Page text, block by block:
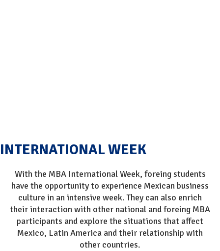
INTERNATIONAL WEEK
With the MBA International Week, foreing students
have the opportunity to experience Mexican business
culture in an intensive week. They can also enrich
their interaction with other national and foreing MBA
participants and explore the situations that affect
Mexico, Latin America and their relationship with
other countries.